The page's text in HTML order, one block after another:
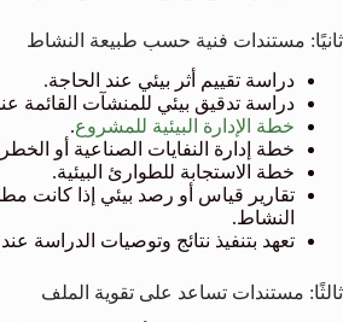
ثانيًا: مستندات فنية حسب طبيعة النشاط
دراسة تقييم أثر بيئي عند الحاجة.
دراسة تدقيق بيئي للمنشآت القائمة
خطة الإدارة البيئية للمشروع.
خطة إدارة النفايات الصناعية أو
خطة الاستجابة للطوارئ البيئية.
تقارير قياس أو رصد بيئي إذا كانت
النشاط.
تعهد بتنفيذ نتائج وتوصيات الدراسة
ثالثًا: مستندات تساعد على تقوية الملف